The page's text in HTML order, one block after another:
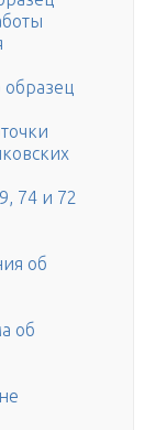
74 и 72
об
об